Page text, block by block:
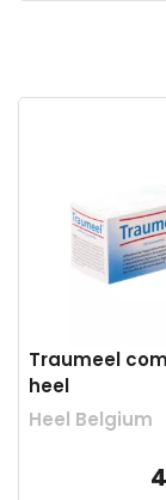
Traumeel
heel
Heel Belgium